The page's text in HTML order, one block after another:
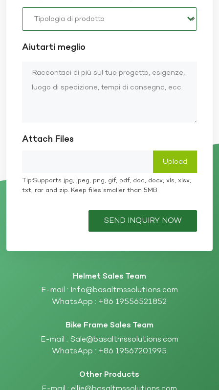
Aiutarti meglio
Attach Files
Tip:Supports jpg, jpeg, png, gif, pdf, doc, docx, xls, xlsx,
txt, rar and zip. Keep files smaller than 5MB
SEND INQUIRY NOW
Helmet Sales Team
E-mail : Info@basaltmssolutions.com
WhatsApp : +86 19556521852
Bike Frame Sales Team
E-mail : Sale@basaltmssolutions.com
WhatsApp : +86 19567201995
Other Products